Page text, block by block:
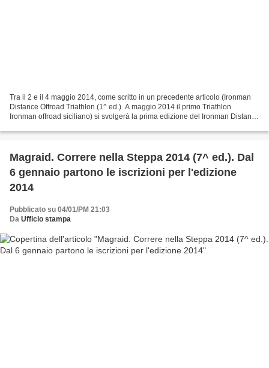
Tra il 2 e il 4 maggio 2014, come scritto in un precedente articolo (Ironman
Distance Offroad Triathlon (1^ ed.). A maggio 2014 il primo Triathlon
Ironman offroad siciliano) si svolgerà la prima edizione del Ironman Distance
Magraid. Correre nella Steppa 2014 (7^ ed.). Dal
6 gennaio partono le iscrizioni per l'edizione
2014
Pubblicato su 04/01/PM 21:03
Da Ufficio stampa